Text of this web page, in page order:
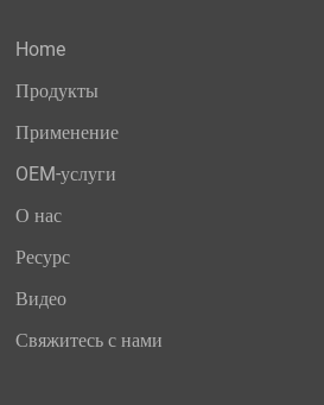
Home
Продукты
Применение
OEM-услуги
О нас
Ресурс
Видео
Свяжитесь с нами